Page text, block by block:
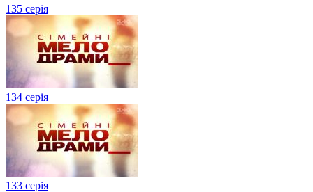
135 серія
134 серiя
133 серія